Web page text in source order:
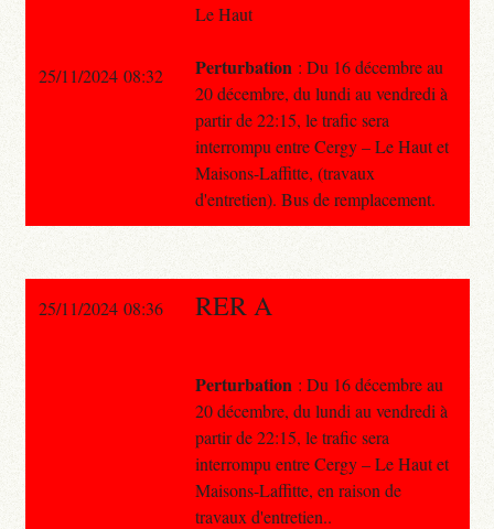
Le Haut
Perturbation : Du 16 décembre au
20 décembre, du lundi au vendredi à
partir de 22:15, le trafic sera
interrompu entre Cergy – Le Haut et
Maisons-Laffitte, (travaux
d'entretien). Bus de remplacement.
25/11/2024 08:32
25/11/2024 08:36 RER A
Perturbation : Du 16 décembre au
20 décembre, du lundi au vendredi à
partir de 22:15, le trafic sera
interrompu entre Cergy – Le Haut et
Maisons-Laffitte, en raison de
travaux d'entretien..